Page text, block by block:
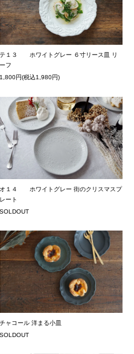
テ１３ ホワイトグレー ６寸リース皿 リ
ーフ
1,800円(税込1,980円)
オ１４ ホワイトグレー 街のクリスマスプ
レート
SOLDOUT
チャコール 洋まる小皿
SOLDOUT